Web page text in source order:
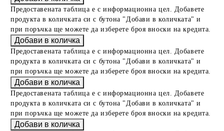
Предоставената таблица е с информационна цел. Добавете
продукта в количката си с бутона "Добави в количката" и
при поръчка ще можете да изберете броя вноски на кредита.
Предоставената таблица е с информационна цел. Добавете
продукта в количката си с бутона "Добави в количката" и
при поръчка ще можете да изберете броя вноски на кредита.
Предоставената таблица е с информационна цел. Добавете
продукта в количката си с бутона "Добави в количката" и
при поръчка ще можете да изберете броя вноски на кредита.